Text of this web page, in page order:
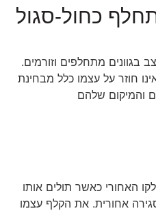
כחול-סגול
בגוונים מתחלפים וזורמים.
חוזר על עצמו כלל מבחינת
והמיקום שלהם
האחורי כאשר תולים אותו
אחורית. את הקלף עצמו